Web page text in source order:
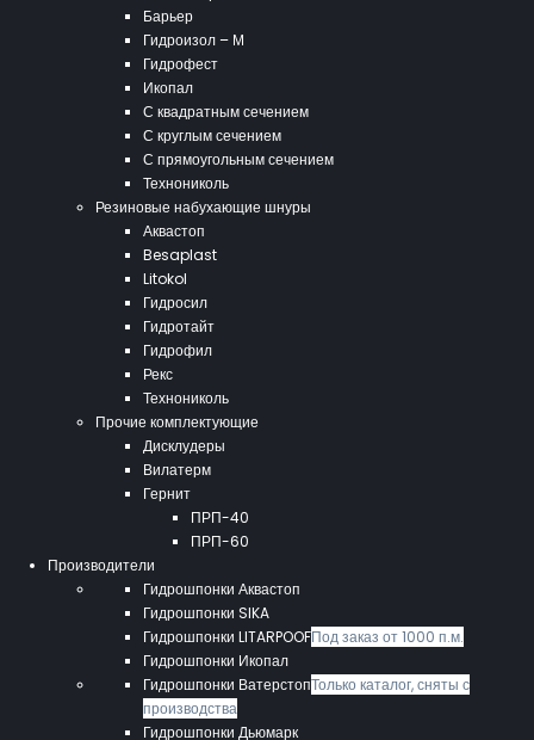
Барьер
Гидроизол – М
Гидрофест
Икопал
С квадратным сечением
С круглым сечением
С прямоугольным сечением
Технониколь
Резиновые набухающие шнуры
Аквастоп
Besaplast
Litokol
Гидросил
Гидротайт
Гидрофил
Рекс
Технониколь
Прочие комплектующие
Дисклудеры
Вилатерм
Гернит
ПРП-40
ПРП-60
Производители
Гидрошпонки Аквастоп
Гидрошпонки SIKA
Гидрошпонки LITARPOOFПод заказ от 1000 п.м.
Гидрошпонки Икопал
Гидрошпонки ВатерстопТолько каталог, сняты с
производства
Гидрошпонки Дьюмарк